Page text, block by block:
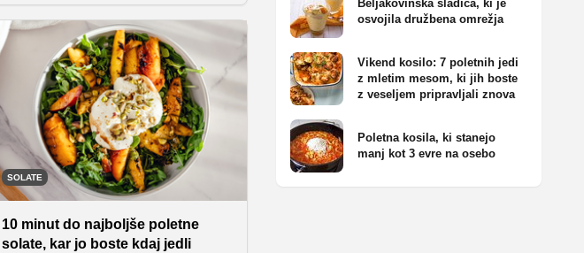
Zbrali smo sedem jedi, ki jih lahko
brez skrbi pripravite dan prej –
naslednji dan bodo okusi še bolj
povezani, priprava kosila pa bo
bistveno hitrejša.
SOLATE
10 minut do najboljše poletne
solate, kar jo boste kdaj jedli
Beljakovinska sladica, ki je
osvojila družbena omrežja
Vikend kosilo: 7 poletnih jedi
z mletim mesom, ki jih boste
z veseljem pripravljali znova
Poletna kosila, ki stanejo
manj kot 3 evre na osebo